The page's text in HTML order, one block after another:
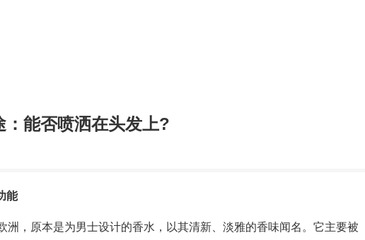
：能否喷洒在头发上?
能
洲，原本是为男士设计的香水，以其清新、淡雅的香味闻名。它主要被